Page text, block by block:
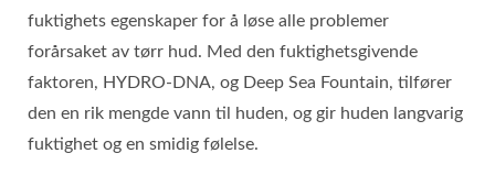
fuktighets egenskaper for å løse alle problemer
forårsaket av tørr hud. Med den fuktighetsgivende
faktoren, HYDRO-DNA, og Deep Sea Fountain, tilfører
den en rik mengde vann til huden, og gir huden langvarig
fuktighet og en smidig følelse.